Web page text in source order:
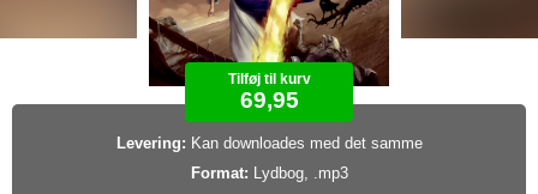
Tilføj til kurv
69,95
Levering: Kan downloades med det samme
Format: Lydbog, .mp3